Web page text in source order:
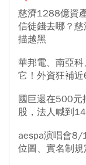
慈濟1288億資
信徒錢去哪？
描越黑
華邦電、南亞
它！外資狂補
國巨還在500元
股，法人喊到
aespa演唱會8/
位圖、實名制